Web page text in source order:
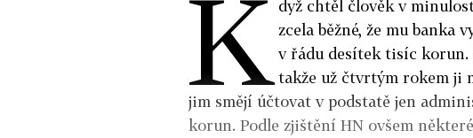
K dyž chtěl člověk v
zcela běžné, že mu banka
v řádu desítek tisíc korun.
takže už čtvrtým rokem ji
jim smějí účtovat v podstatě jen
korun. Podle zjištění HN ovšem